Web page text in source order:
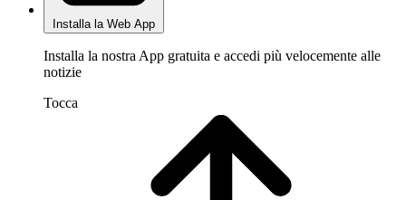
Installa la Web App
Installa la nostra App gratuita e accedi più velocemente alle
notizie
Tocca